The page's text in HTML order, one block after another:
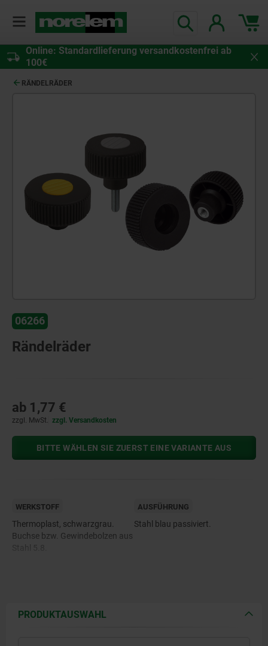
Online: Standardlieferung versandkostenfrei ab
100€
RÄNDELRÄDER
06266
Rändelräder
ab 1,77 €
zzgl. MwSt. zzgl. Versandkosten
BITTE WÄHLEN SIE ZUERST EINE VARIANTE AUS
WERKSTOFF
Thermoplast, schwarzgrau.
Buchse bzw. Gewindebolzen aus
AUSFÜHRUNG
Stahl blau passiviert.
PRODUKTAUSWAHL